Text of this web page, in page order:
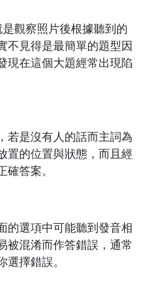
觀察照片後根據聽到的
不見得是最簡單的題型因
現在這個大題經常出現陷
若是沒有人的話而主詞為
置的位置與狀態，而且經
答案。
的選項中可能聽到發音相
被混淆而作答錯誤，通常
擇錯誤。